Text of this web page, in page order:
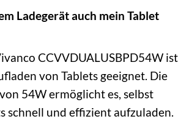
Ladegerät auch mein Tablet
CCVVDUALUSBPD54W ist
von Tablets geeignet. Die
54W ermöglicht es, selbst
schnell und effizient aufzuladen.